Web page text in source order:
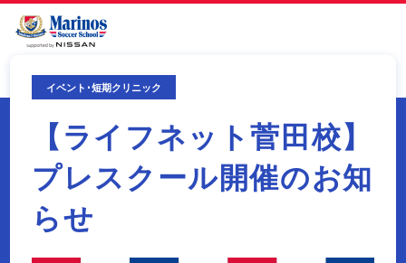
イベント･短期クリニック
【ライフネット菅田校】
プレスクール開催のお知
らせ